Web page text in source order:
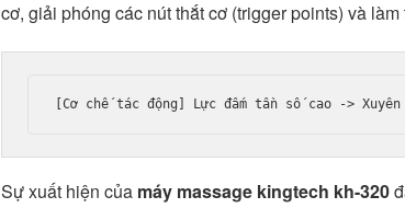
cơ, giải phóng các nút thắt cơ (trigger points) và
Sự xuất hiện của máy massage kingtech kh-320